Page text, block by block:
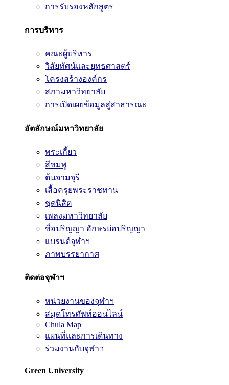
การรับรองหลักสูตร
การบริหาร
คณะผู้บริหาร
วิสัยทัศน์และยุทธศาสตร์
โครงสร้างองค์กร
สภามหาวิทยาลัย
การเปิดเผยข้อมูลสู่สาธารณะ
อัตลักษณ์มหาวิทยาลัย
พระเกี้ยว
สีชมพู
ต้นจามจุรี
เสื้อครุยพระราชทาน
ชุดนิสิต
เพลงมหาวิทยาลัย
ชื่อปริญญา อักษรย่อปริญญา
แบรนด์จุฬาฯ
ภาพบรรยากาศ
ติดต่อจุฬาฯ
หน่วยงานของจุฬาฯ
สมุดโทรศัพท์ออนไลน์
Chula Map
แผนที่และการเดินทาง
ร่วมงานกับจุฬาฯ
Green University